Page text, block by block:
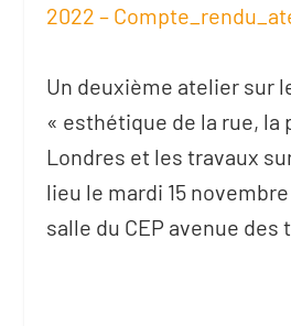
2022 –
Un deuxième atelier sur
« esthétique de la rue, la
Londres et les travaux
lieu le mardi 15 novembre
salle du CEP avenue des